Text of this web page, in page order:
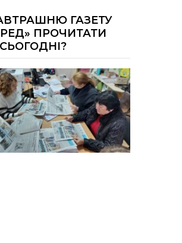
ВПО можуть не платити
за частину комунальних
послуг: про що йдеться
розповіла, коли
переселенці втрачають
виплати та статус
внутрішньо переміщеної
особи
Учасниця обласного
конкурсу «Молода
ГАЗЕТУ
ПРОЧИТАТИ